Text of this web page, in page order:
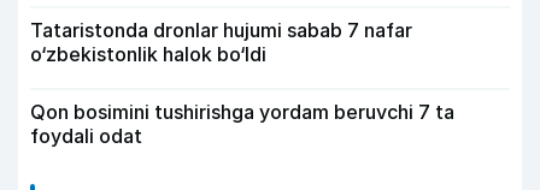
Tataristonda dronlar hujumi sabab 7 nafar
o‘zbekistonlik halok bo‘ldi
Qon bosimini tushirishga yordam beruvchi 7 ta
foydali odat